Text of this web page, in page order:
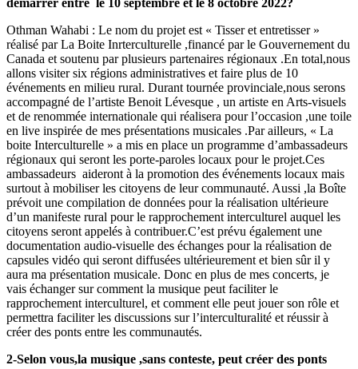
démarrer entre le 10 septembre et le 8 octobre 2022?
Othman Wahabi : Le nom du projet est « Tisser et entretisser »
réalisé par La Boite Inrterculturelle ,financé par le Gouvernement du
Canada et soutenu par plusieurs partenaires régionaux .En total,nous
allons visiter six régions administratives et faire plus de 10
événements en milieu rural. Durant tournée provinciale,nous serons
accompagné de l’artiste Benoit Lévesque , un artiste en Arts-visuels
et de renommée internationale qui réalisera pour l’occasion ,une toile
en live inspirée de mes présentations musicales .Par ailleurs, « La
boite Interculturelle » a mis en place un programme d’ambassadeurs
régionaux qui seront les porte-paroles locaux pour le projet.Ces
ambassadeurs aideront à la promotion des événements locaux mais
surtout à mobiliser les citoyens de leur communauté. Aussi ,la Boîte
prévoit une compilation de données pour la réalisation ultérieure
d’un manifeste rural pour le rapprochement interculturel auquel les
citoyens seront appelés à contribuer.C’est prévu également une
documentation audio-visuelle des échanges pour la réalisation de
capsules vidéo qui seront diffusées ultérieurement et bien sûr il y
aura ma présentation musicale. Donc en plus de mes concerts, je
vais échanger sur comment la musique peut faciliter le
rapprochement interculturel, et comment elle peut jouer son rôle et
permettra faciliter les discussions sur l’interculturalité et réussir à
créer des ponts entre les communautés.
2-Selon vous,la musique ,sans conteste, peut créer des ponts